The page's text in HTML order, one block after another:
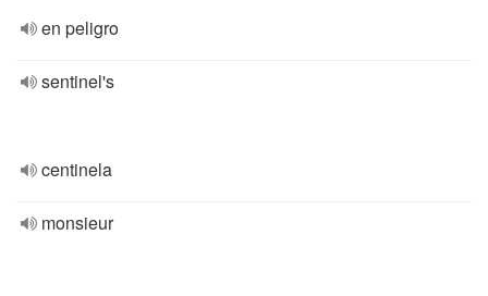
en peligro
sentinel's
centinela
monsieur